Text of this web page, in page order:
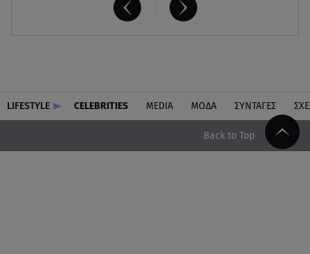
LIFESTYLE CELEBRITIES MEDIA ΜΟΔΑ ΣΥΝΤΑΓΕΣ
Back to Top